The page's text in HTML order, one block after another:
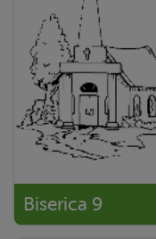
Biserica 9